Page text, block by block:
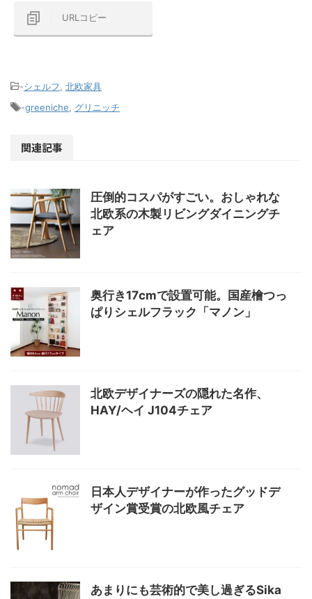
URLコピー
-シェルフ 北欧家具
-greeniche グリニッチ
関連記事
圧倒的コスパがすごい。おしゃれな
北欧系の木製リビングダイニングチ
ェア
奥行き17cmで設置可能。国産檜つっ
ぱりシェルフラック「マノン」
北欧デザイナーズの隠れた名作、
HAY/ヘイ J104チェア
日本人デザイナーが作ったグッドデ
ザイン賞受賞の北欧風チェア
あまりにも芸術的で美し過ぎるSika